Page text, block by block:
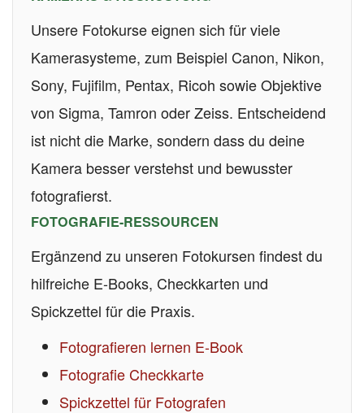
Unsere Fotokurse eignen sich für viele
Kamerasysteme, zum Beispiel Canon, Nikon,
Sony, Fujifilm, Pentax, Ricoh sowie Objektive
von Sigma, Tamron oder Zeiss. Entscheidend
ist nicht die Marke, sondern dass du deine
Kamera besser verstehst und bewusster
fotografierst.
FOTOGRAFIE-RESSOURCEN
Ergänzend zu unseren Fotokursen findest du
hilfreiche E-Books, Checkkarten und
Spickzettel für die Praxis.
Fotografieren lernen E-Book
Fotografie Checkkarte
Spickzettel für Fotografen